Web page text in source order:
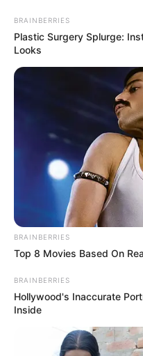
HOME
BRAINBERRIES
Plastic Surgery Splurge:
Looks
BRAINBERRIES
Top 8 Movies Based On
BRAINBERRIES
Hollywood's Inaccurate
Inside